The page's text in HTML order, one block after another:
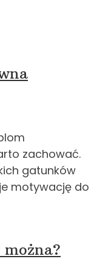
zachować.
gatunków
motywację do